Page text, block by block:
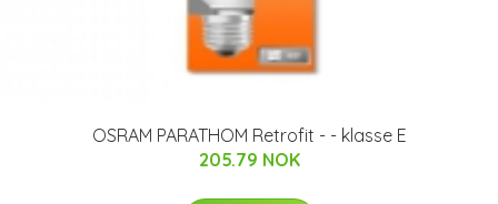
OSRAM PARATHOM Retrofit - - klasse E
205.79 NOK